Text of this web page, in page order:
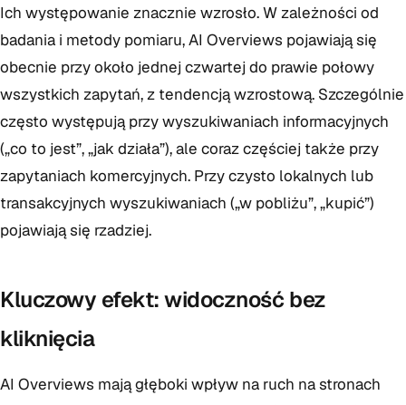
Ich występowanie znacznie wzrosło. W zależności od
badania i metody pomiaru, AI Overviews pojawiają się
obecnie przy około jednej czwartej do prawie połowy
wszystkich zapytań, z tendencją wzrostową. Szczególnie
często występują przy wyszukiwaniach informacyjnych
(„co to jest”, „jak działa”), ale coraz częściej także przy
zapytaniach komercyjnych. Przy czysto lokalnych lub
transakcyjnych wyszukiwaniach („w pobliżu”, „kupić”)
pojawiają się rzadziej.
Kluczowy efekt: widoczność bez
kliknięcia
AI Overviews mają głęboki wpływ na ruch na stronach